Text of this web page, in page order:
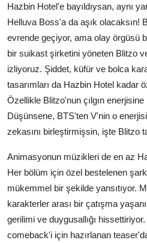
Hazbin Hotel'e bayıldıysan, aynı
Helluva Boss'a da aşık olacaksın!
evrende geçiyor, ama olay örgüsü
bir suikast şirketini yöneten Blitzo
izliyoruz. Şiddet, küfür ve bolca
tasarımları da Hazbin Hotel kadar
Özellikle Blitzo'nun çılgın
Düşünsene, BTS'ten V'nin o
zekasını birleştirmişsin, işte Blitzo
Animasyonun müzikleri de en az
Her bölüm için özel bestelenen
mükemmel bir şekilde yansıtıyor.
karakterler arası bir çatışma
gerilimi ve duygusallığı
comeback'i için hazırlanan